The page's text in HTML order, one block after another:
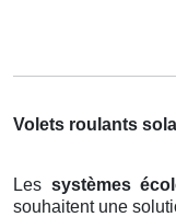
Volets roulants
Les systèmes
souhaitent une